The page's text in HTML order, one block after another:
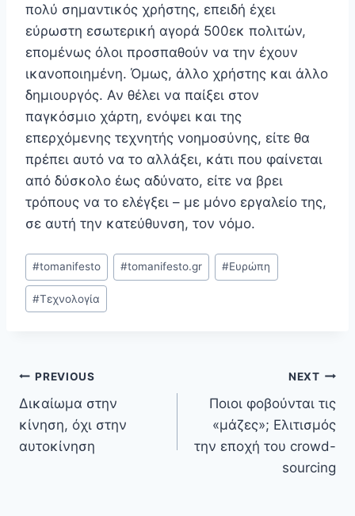
πολύ σημαντικός χρήστης, επειδή έχει
εύρωστη εσωτερική αγορά 500εκ πολιτών,
επομένως όλοι προσπαθούν να την έχουν
ικανοποιημένη. Όμως, άλλο χρήστης και άλλο
δημιουργός. Αν θέλει να παίξει στον
παγκόσμιο χάρτη, ενόψει και της
επερχόμενης τεχνητής νοημοσύνης, είτε θα
πρέπει αυτό να το αλλάξει, κάτι που φαίνεται
από δύσκολο έως αδύνατο, είτε να βρει
τρόπους να το ελέγξει – με μόνο εργαλείο της,
σε αυτή την κατεύθυνση, τον νόμο.
Post
Tags:
#tomanifesto #tomanifesto.gr #Ευρώπη
#Τεχνολογία
Post
navigation
PREVIOUS
Δικαίωμα στην
κίνηση, όχι στην
αυτοκίνηση
NEXT
Ποιοι φοβούνται τις
«μάζες»; Ελιτισμός
την εποχή του crowd-
sourcing